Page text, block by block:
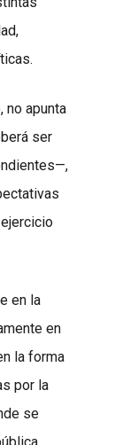
no apunta
ser
en la
en
la forma
por la
se